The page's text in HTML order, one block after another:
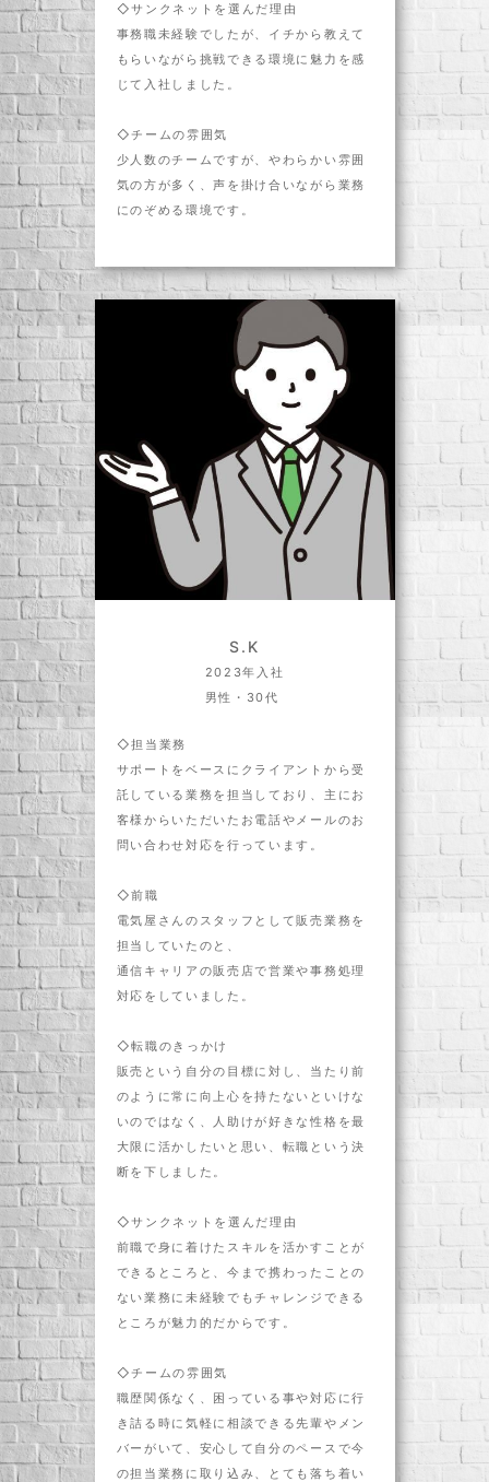
◇サンクネットを選んだ理由
事務職未経験でしたが、イチから教えて
もらいながら挑戦できる環境に魅力を感
じて入社しました。
◇チームの雰囲気
少人数のチームですが、やわらかい雰囲
気の方が多く、声を掛け合いながら業務
にのぞめる環境です。
S.K
2023年入社
男性・30代
◇担当業務
サポートをベースにクライアントから受
託している業務を担当しており、主にお
客様からいただいたお電話やメールのお
問い合わせ対応を行っています。
◇前職
電気屋さんのスタッフとして販売業務を
担当していたのと、
通信キャリアの販売店で営業や事務処理
対応をしていました。
◇転職のきっかけ
販売という自分の目標に対し、当たり前
のように常に向上心を持たないといけな
いのではなく、人助けが好きな性格を最
大限に活かしたいと思い、転職という決
断を下しました。
◇サンクネットを選んだ理由
前職で身に着けたスキルを活かすことが
できるところと、今まで携わったことの
ない業務に未経験でもチャレンジできる
ところが魅力的だからです。
◇チームの雰囲気
職歴関係なく、困っている事や対応に行
き詰る時に気軽に相談できる先輩やメン
バーがいて、安心して自分のペースで今
の担当業務に取り込み、とても落ち着い